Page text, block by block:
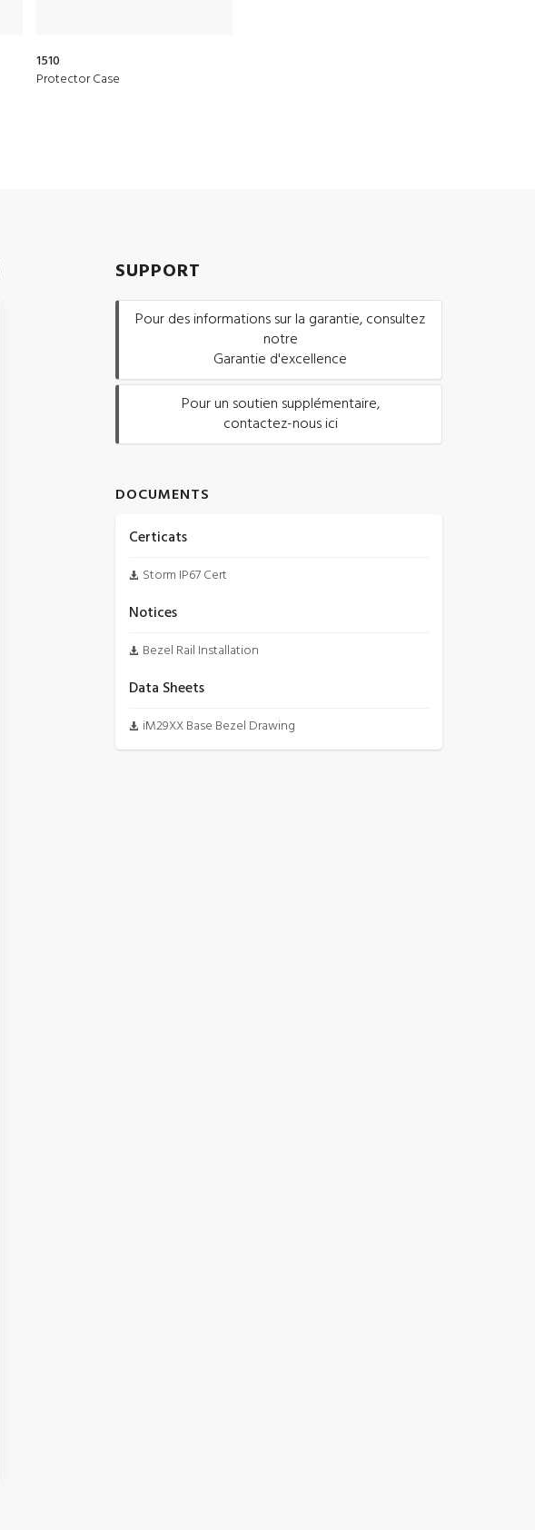
1510
Protector Case
SUPPORT
Pour des informations sur la garantie, consultez
notre
Garantie d'excellence
Pour un soutien supplémentaire,
contactez-nous ici
DOCUMENTS
Certicats
Storm IP67 Cert
Notices
Bezel Rail Installation
Data Sheets
iM29XX Base Bezel Drawing